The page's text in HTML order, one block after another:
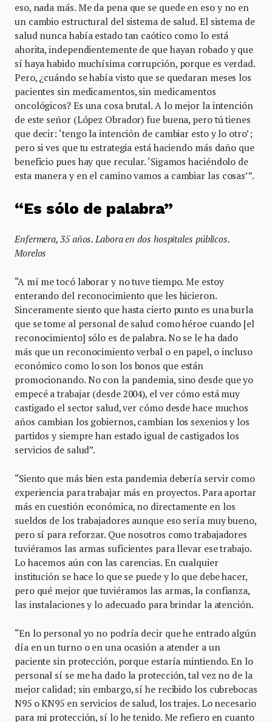
eso, nada más. Me da pena que se quede en eso y no en
un cambio estructural del sistema de salud. El sistema de
salud nunca había estado tan caótico como lo está
ahorita, independientemente de que hayan robado y que
sí haya habido muchísima corrupción, porque es verdad.
Pero, ¿cuándo se había visto que se quedaran meses los
pacientes sin medicamentos, sin medicamentos
oncológicos? Es una cosa brutal. A lo mejor la intención
de este señor (López Obrador) fue buena, pero tú tienes
que decir: ‘tengo la intención de cambiar esto y lo otro’;
pero si ves que tu estrategia está haciendo más daño que
beneficio pues hay que recular. ‘Sigamos haciéndolo de
esta manera y en el camino vamos a cambiar las cosas’”.
“Es sólo de palabra”
Enfermera, 35 años. Labora en dos hospitales públicos.
Morelos
“A mí me tocó laborar y no tuve tiempo. Me estoy
enterando del reconocimiento que les hicieron.
Sinceramente siento que hasta cierto punto es una burla
que se tome al personal de salud como héroe cuando [el
reconocimiento] sólo es de palabra. No se le ha dado
más que un reconocimiento verbal o en papel, o incluso
económico como lo son los bonos que están
promocionando. No con la pandemia, sino desde que yo
empecé a trabajar (desde 2004), el ver cómo está muy
castigado el sector salud, ver cómo desde hace muchos
años cambian los gobiernos, cambian los sexenios y los
partidos y siempre han estado igual de castigados los
servicios de salud”.
“Siento que más bien esta pandemia debería servir como
experiencia para trabajar más en proyectos. Para aportar
más en cuestión económica, no directamente en los
sueldos de los trabajadores aunque eso sería muy bueno,
pero sí para reforzar. Que nosotros como trabajadores
tuviéramos las armas suficientes para llevar ese trabajo.
Lo hacemos aún con las carencias. En cualquier
institución se hace lo que se puede y lo que debe hacer,
pero qué mejor que tuviéramos las armas, la confianza,
las instalaciones y lo adecuado para brindar la atención.
“En lo personal yo no podría decir que he entrado algún
día en un turno o en una ocasión a atender a un
paciente sin protección, porque estaría mintiendo. En lo
personal sí se me ha dado la protección, tal vez no de la
mejor calidad; sin embargo, sí he recibido los cubrebocas
N95 o KN95 en servicios de salud, los trajes. Lo necesario
para mi protección, sí lo he tenido. Me refiero en cuanto